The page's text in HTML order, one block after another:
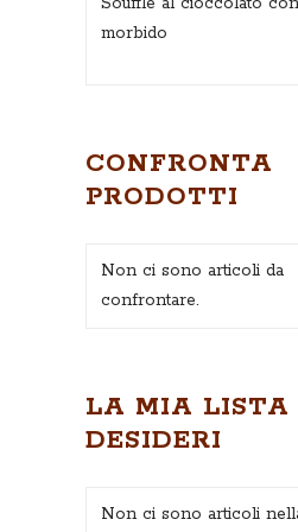
morbido
CONFRONTA
PRODOTTI
Non ci sono articoli da
confrontare.
LA MIA LISTA
DESIDERI
Non ci sono articoli